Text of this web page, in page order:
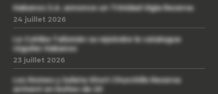
Habanos S.A. annonce un Trinidad Vigia Reserva
24 juillet 2026
Le Cohiba Talismán va rejoindre le catalogue
régulier Habanos
23 juillet 2026
Les Romeo y Julieta Short Churchills Reserva
arrivent en boîtes de 20